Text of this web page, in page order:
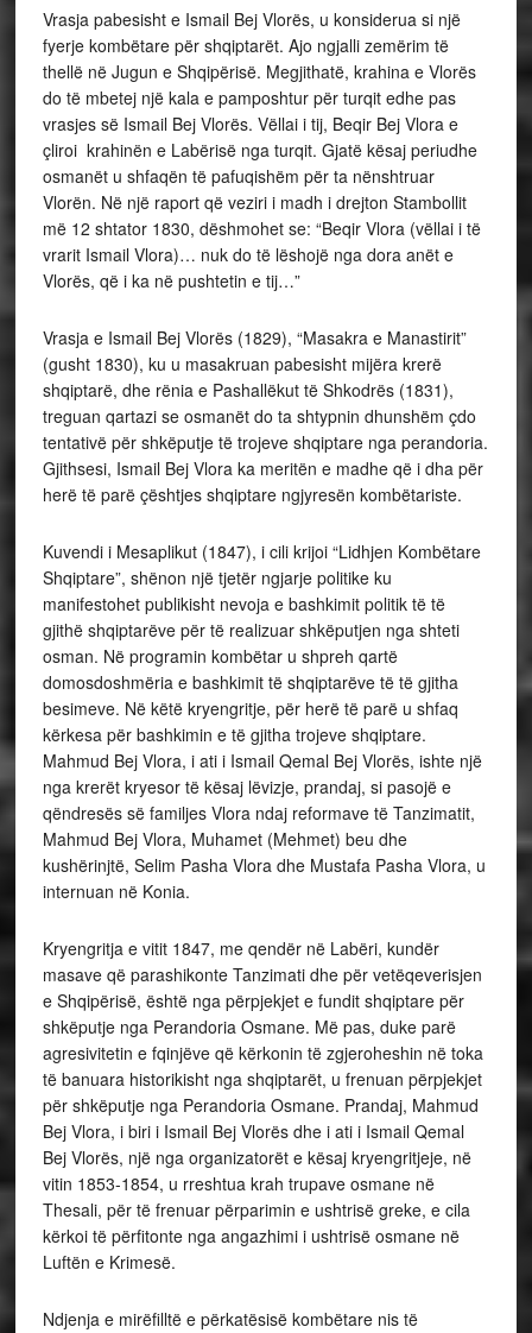
Vrasja pabesisht e Ismail Bej Vlorës, u konsiderua si një
fyerje kombëtare për shqiptarët. Ajo ngjalli zemërim të
thellë në Jugun e Shqipërisë. Megjithatë, krahina e Vlorës
do të mbetej një kala e pamposhtur për turqit edhe pas
vrasjes së Ismail Bej Vlorës. Vëllai i tij, Beqir Bej Vlora e
çliroi krahinën e Labërisë nga turqit. Gjatë kësaj periudhe
osmanët u shfaqën të pafuqishëm për ta nënshtruar
Vlorën. Në një raport që veziri i madh i drejton Stambollit
më 12 shtator 1830, dëshmohet se: “Beqir Vlora (vëllai i të
vrarit Ismail Vlora)… nuk do të lëshojë nga dora anët e
Vlorës, që i ka në pushtetin e tij…”
Vrasja e Ismail Bej Vlorës (1829), “Masakra e Manastirit”
(gusht 1830), ku u masakruan pabesisht mijëra krerë
shqiptarë, dhe rënia e Pashallëkut të Shkodrës (1831),
treguan qartazi se osmanët do ta shtypnin dhunshëm çdo
tentativë për shkëputje të trojeve shqiptare nga perandoria.
Gjithsesi, Ismail Bej Vlora ka meritën e madhe që i dha për
herë të parë çështjes shqiptare ngjyresën kombëtariste.
Kuvendi i Mesaplikut (1847), i cili krijoi “Lidhjen Kombëtare
Shqiptare”, shënon një tjetër ngjarje politike ku
manifestohet publikisht nevoja e bashkimit politik të të
gjithë shqiptarëve për të realizuar shkëputjen nga shteti
osman. Në programin kombëtar u shpreh qartë
domosdoshmëria e bashkimit të shqiptarëve të të gjitha
besimeve. Në këtë kryengritje, për herë të parë u shfaq
kërkesa për bashkimin e të gjitha trojeve shqiptare.
Mahmud Bej Vlora, i ati i Ismail Qemal Bej Vlorës, ishte një
nga krerët kryesor të kësaj lëvizje, prandaj, si pasojë e
qëndresës së familjes Vlora ndaj reformave të Tanzimatit,
Mahmud Bej Vlora, Muhamet (Mehmet) beu dhe
kushërinjtë, Selim Pasha Vlora dhe Mustafa Pasha Vlora, u
internuan në Konia.
Kryengritja e vitit 1847, me qendër në Labëri, kundër
masave që parashikonte Tanzimati dhe për vetëqeverisjen
e Shqipërisë, është nga përpjekjet e fundit shqiptare për
shkëputje nga Perandoria Osmane. Më pas, duke parë
agresivitetin e fqinjëve që kërkonin të zgjeroheshin në toka
të banuara historikisht nga shqiptarët, u frenuan përpjekjet
për shkëputje nga Perandoria Osmane. Prandaj, Mahmud
Bej Vlora, i biri i Ismail Bej Vlorës dhe i ati i Ismail Qemal
Bej Vlorës, një nga organizatorët e kësaj kryengritjeje, në
vitin 1853-1854, u rreshtua krah trupave osmane në
Thesali, për të frenuar përparimin e ushtrisë greke, e cila
kërkoi të përfitonte nga angazhimi i ushtrisë osmane në
Luftën e Krimesë.
Ndjenja e mirëfilltë e përkatësisë kombëtare nis të